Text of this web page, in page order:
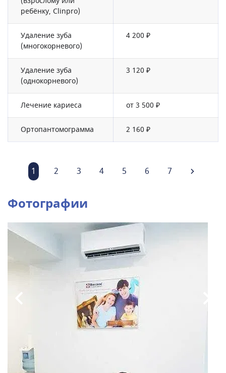
ребёнку, Clinpro)
Удаление зуба
(многокорневого)
4 200 ₽
Удаление зуба
(однокорневого)
3 120 ₽
Лечение кариеса от 3 500 ₽
Ортопантомограмма 2 160 ₽
1 2 3 4 5 6 7
Фотографии